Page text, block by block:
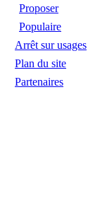
Proposer
Populaire
Arrêt sur usages
Plan du site
Partenaires